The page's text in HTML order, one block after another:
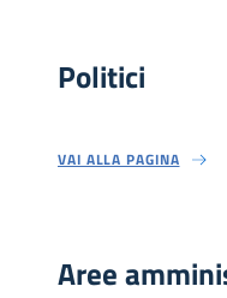
Politici
VAI ALLA PAGINA
Aree